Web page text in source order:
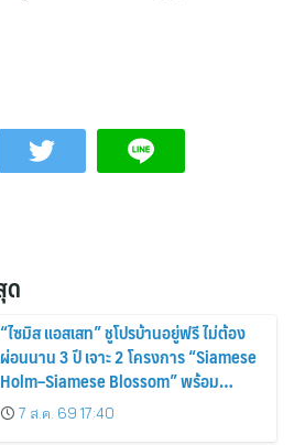
ด
“ไซมิส แอสเสท” ชูโปรบ้านอยู่ฟรี ไม่ต้อง
ผ่อนนาน 3 ปี เจาะ 2 โครงการ “Siamese
Holm–Siamese Blossom” พร้อม
ส่วนลดและสิทธิพิเศษถึง 31 สิงหาคม
2569
7 ส.ค. 69 17:40